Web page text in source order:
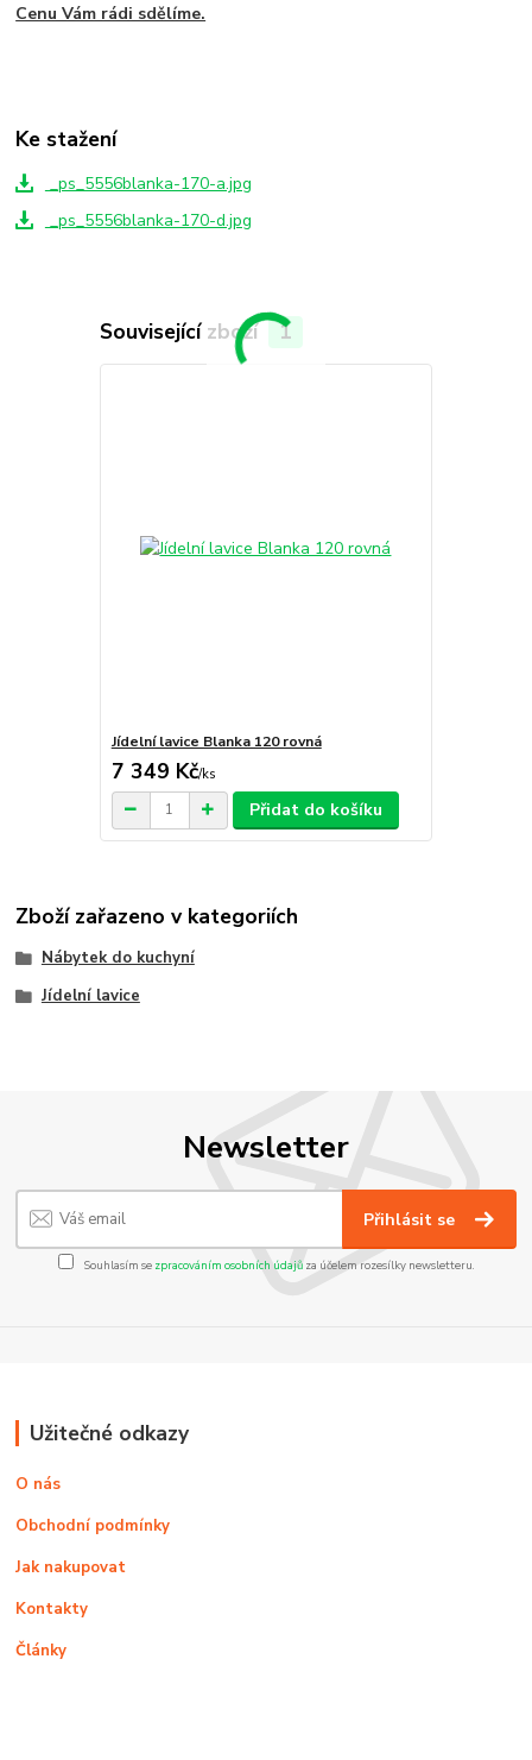
Cenu Vám rádi sdělíme.
Ke stažení
_ps_5556blanka-170-a.jpg
_ps_5556blanka-170-d.jpg
Související zboží 1
Jídelní lavice Blanka 120 rovná
7 349 Kč/ks
Přidat do košíku
Zboží zařazeno v kategoriích
Nábytek do kuchyní
Jídelní lavice
Newsletter
Přihlásit se
Souhlasím se zpracováním osobních údajůza účelem rozesílky newsletteru.
Užitečné odkazy
O nás
Obchodní podmínky
Jak nakupovat
Kontakty
Články